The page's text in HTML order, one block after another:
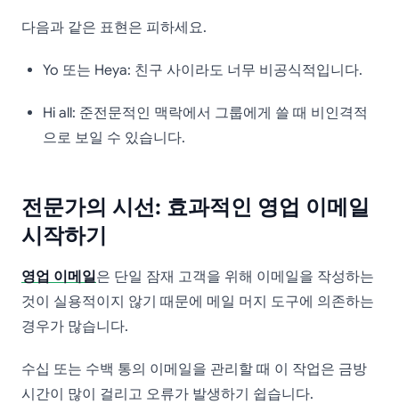
다음과 같은 표현은 피하세요.
Yo 또는 Heya: 친구 사이라도 너무 비공식적입니다.
Hi all: 준전문적인 맥락에서 그룹에게 쓸 때 비인격적
으로 보일 수 있습니다.
전문가의 시선: 효과적인 영업 이메일
시작하기
영업 이메일은 단일 잠재 고객을 위해 이메일을 작성하는
것이 실용적이지 않기 때문에 메일 머지 도구에 의존하는
경우가 많습니다.
수십 또는 수백 통의 이메일을 관리할 때 이 작업은 금방
시간이 많이 걸리고 오류가 발생하기 쉽습니다.